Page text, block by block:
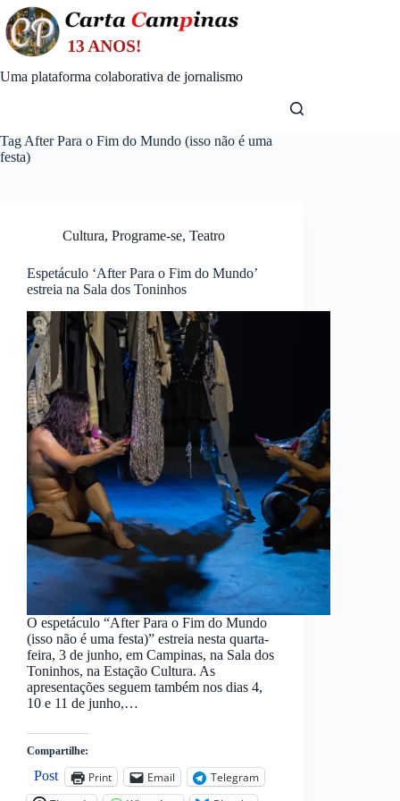
Skip
to
content
Uma plataforma colaborativa de jornalismo
Tag After Para o Fim do Mundo (isso não é uma
festa)
Cultura, Programe-se, Teatro
Espetáculo ‘After Para o Fim do Mundo’
estreia na Sala dos Toninhos
O espetáculo “After Para o Fim do Mundo
(isso não é uma festa)” estreia nesta quarta-
feira, 3 de junho, em Campinas, na Sala dos
Toninhos, na Estação Cultura. As
apresentações seguem também nos dias 4,
10 e 11 de junho,…
Compartilhe:
Post Print Email
Telegram